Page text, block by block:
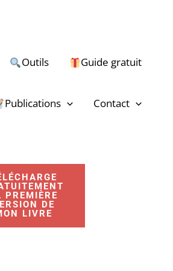
Outils Guide gratuit
Publications Contact
PREMIÈRE
DE
LIVRE